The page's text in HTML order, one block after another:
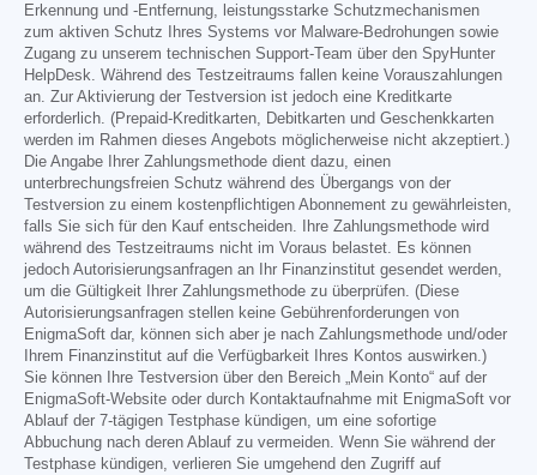
Erkennung und -Entfernung, leistungsstarke Schutzmechanismen
zum aktiven Schutz Ihres Systems vor Malware-Bedrohungen sowie
Zugang zu unserem technischen Support-Team über den SpyHunter
HelpDesk. Während des Testzeitraums fallen keine Vorauszahlungen
an. Zur Aktivierung der Testversion ist jedoch eine Kreditkarte
erforderlich. (Prepaid-Kreditkarten, Debitkarten und Geschenkkarten
werden im Rahmen dieses Angebots möglicherweise nicht akzeptiert.)
Die Angabe Ihrer Zahlungsmethode dient dazu, einen
unterbrechungsfreien Schutz während des Übergangs von der
Testversion zu einem kostenpflichtigen Abonnement zu gewährleisten,
falls Sie sich für den Kauf entscheiden. Ihre Zahlungsmethode wird
während des Testzeitraums nicht im Voraus belastet. Es können
jedoch Autorisierungsanfragen an Ihr Finanzinstitut gesendet werden,
um die Gültigkeit Ihrer Zahlungsmethode zu überprüfen. (Diese
Autorisierungsanfragen stellen keine Gebührenforderungen von
EnigmaSoft dar, können sich aber je nach Zahlungsmethode und/oder
Ihrem Finanzinstitut auf die Verfügbarkeit Ihres Kontos auswirken.)
Sie können Ihre Testversion über den Bereich „Mein Konto“ auf der
EnigmaSoft-Website oder durch Kontaktaufnahme mit EnigmaSoft vor
Ablauf der 7-tägigen Testphase kündigen, um eine sofortige
Abbuchung nach deren Ablauf zu vermeiden. Wenn Sie während der
Testphase kündigen, verlieren Sie umgehend den Zugriff auf